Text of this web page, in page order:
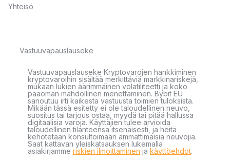
Yhteisö
Vastuuvapauslauseke
Vastuuvapauslauseke Kryptovarojen hankkiminen
kryptovaroihin sisältää merkittäviä markkinariskejä,
mukaan lukien äärimmäinen volatiliteetti ja koko
pääoman mahdollinen menettäminen. Bybit EU
sanoutuu irti kaikesta vastuusta toimien tuloksista.
Mikään tässä esitetty ei ole taloudellinen neuvo,
suositus tai tarjous ostaa, myydä tai pitää hallussa
digitaalisia varoja. Käyttäjien tulee arvioida
taloudellinen tilanteensa itsenäisesti, ja heitä
kehotetaan konsultoimaan ammattimaisia neuvojia.
Saat kattavan yleiskatsauksen lukemalla
asiakirjamme riskien ilmoittaminen ja käyttöehdot.